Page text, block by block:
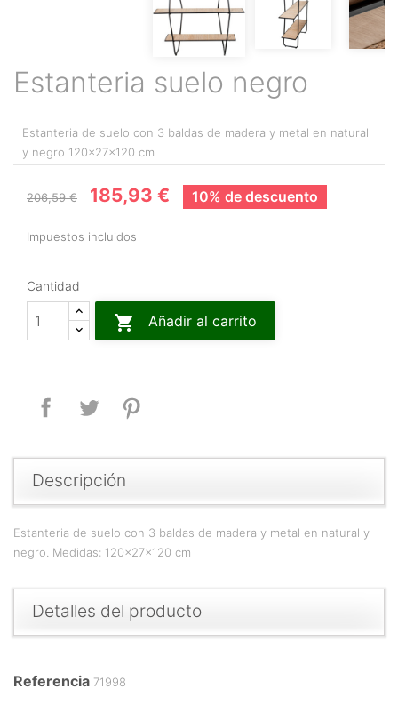
Estanteria suelo negro
Estanteria de suelo con 3 baldas de madera y metal en natural
y negro 120x27x120 cm
206,59 € 185,93 € 10% de descuento
Impuestos incluidos
Cantidad
 Añadir al carrito
CompartirTuitear
Descripción
Estanteria de suelo con 3 baldas de madera y metal en natural y
negro. Medidas: 120x27x120 cm
Detalles del producto
Referencia 71998